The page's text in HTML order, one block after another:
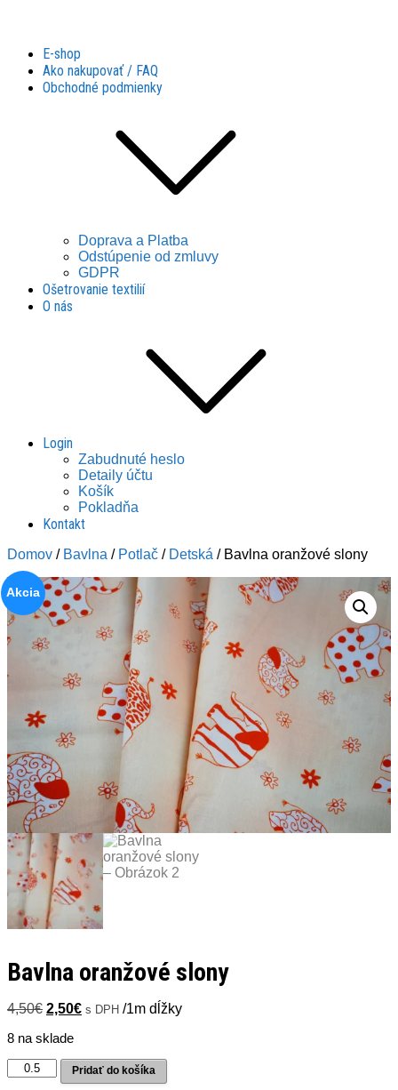
Látky Husár
Látky Husár
E-shop
Ako nakupovať / FAQ
Obchodné podmienky
Doprava a Platba
Odstúpenie od zmluvy
GDPR
Ošetrovanie textilií
O nás
Login
Zabudnuté heslo
Detaily účtu
Košík
Pokladňa
Kontakt
Domov / Bavlna / Potlač / Detská / Bavlna oranžové slony
Akcia
Bavlna oranžové slony
4,50€ Pôvodná
bola:
4,50€.
2,50€Aktuálna
2,50€.
s DPH /1m dĺžky
8 na sklade
množstvo
Bavlna
Pridať do košíka